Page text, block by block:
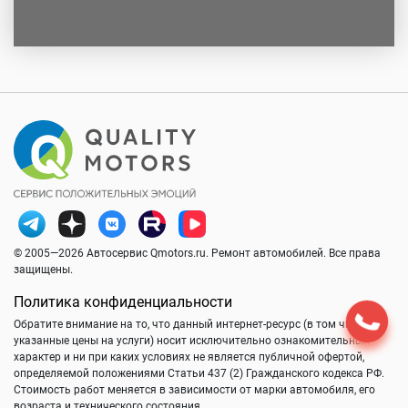
© 2005—2026 Автосервис Qmotors.ru. Ремонт автомобилей. Все права
защищены.
Политика конфиденциальности
Обратите внимание на то, что данный интернет-ресурс (в том числе
указанные цены на услуги) носит исключительно ознакомительный
характер и ни при каких условиях не является публичной офертой,
определяемой положениями Статьи 437 (2) Гражданского кодекса РФ.
Стоимость работ меняется в зависимости от марки автомобиля, его